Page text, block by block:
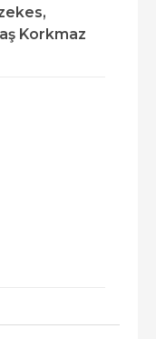
Korkmaz